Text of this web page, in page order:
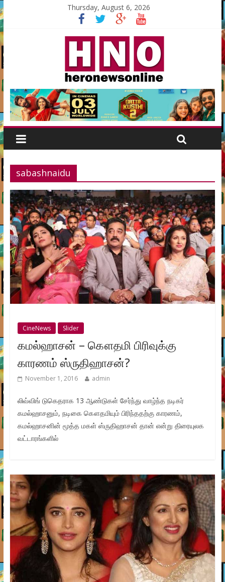
Thursday, August 6, 2026
sabashnaidu
CineNews Slider
கமல்ஹாசன் – கௌதமி பிரிவுக்கு
காரணம் ஸ்ருதிஹாசன்?
November 1, 2016 admin
லிவ்விங் டுகெதராக 13 ஆண்டுகள் சேர்ந்து வாழ்ந்த நடிகர்
கமல்ஹாசனும், நடிகை கௌதமியும் பிரிந்ததற்கு காரணம்,
கமல்ஹாசனின் மூத்த மகள் ஸ்ருதிஹாசன் தான் என்று திரையுலக
வட்டாரங்களில்